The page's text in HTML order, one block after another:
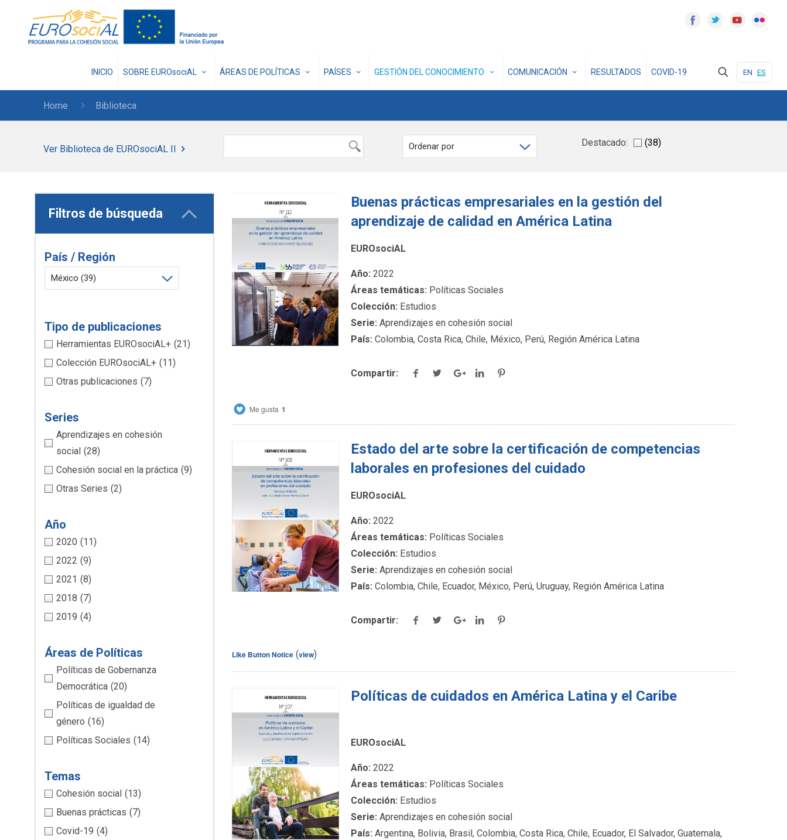
INICIO SOBRE EUROsociAL ÁREAS DE POLÍTICAS PAÍSES GESTIÓN DEL CONOCIMIENTO COMUNICACIÓN RESULTADOS COVID-19 EN ES
Home Biblioteca
Ver Biblioteca de EUROsociAL II
Destacado: Sí
(38)
Filtros de búsqueda
País / Región
Tipo de publicaciones
Herramientas EUROsociAL+ (21)
Colección EUROsociAL+ (11)
Otras publicaciones (7)
Series
Aprendizajes en cohesión
social (28)
Cohesión social en la práctica (9)
Otras Series (2)
Año
2020 (11)
2022 (9)
2021 (8)
2018 (7)
2019 (4)
Áreas de Políticas
Políticas de Gobernanza
Democrática (20)
Políticas de igualdad de
género (16)
Políticas Sociales (14)
Temas
Cohesión social (13)
Buenas prácticas (7)
Covid-19 (4)
Click para ver más
detalles.
Buenas prácticas empresariales en la gestión del
aprendizaje de calidad en América Latina
EUROsociAL
Año: 2022
Áreas temáticas: Políticas Sociales
Colección: Estudios
Serie: Aprendizajes en cohesión social
País: Colombia, Costa Rica, Chile, México, Perú, Región América Latina
Compartir:
Me gusta 1
Click para ver más
detalles.
Estado del arte sobre la certificación de competencias
laborales en profesiones del cuidado
EUROsociAL
Año: 2022
Áreas temáticas: Políticas Sociales
Colección: Estudios
Serie: Aprendizajes en cohesión social
País: Colombia, Chile, Ecuador, México, Perú, Uruguay, Región América Latina
Compartir:
Like Button Notice(view)
Click para ver más
detalles.
Políticas de cuidados en América Latina y el Caribe
EUROsociAL
Año: 2022
Áreas temáticas: Políticas Sociales
Colección: Estudios
Serie: Aprendizajes en cohesión social
País: Argentina, Bolivia, Brasil, Colombia, Costa Rica, Chile, Ecuador, El Salvador, Guatemala,